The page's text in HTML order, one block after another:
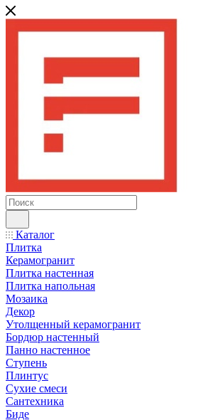
Каталог
Плитка
Керамогранит
Плитка настенная
Плитка напольная
Мозаика
Декор
Утолщенный керамогранит
Бордюр настенный
Панно настенное
Ступень
Плинтус
Сухие смеси
Сантехника
Биде